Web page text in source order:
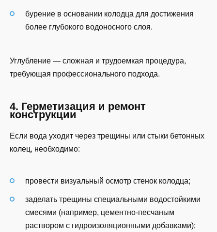
бурение в основании колодца для достижения
более глубокого водоносного слоя.
Углубление — сложная и трудоемкая процедура,
требующая профессионального подхода.
4. Герметизация и ремонт
конструкции
Если вода уходит через трещины или стыки бетонных
колец, необходимо:
провести визуальный осмотр стенок колодца;
заделать трещины специальными водостойкими
смесями (например, цементно-песчаным
раствором с гидроизоляционными добавками);